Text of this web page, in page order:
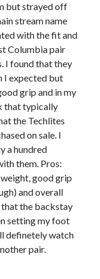
but strayed off
stream name
with the fit and
Columbia pair
I found that they
I expected but
grip and in my
that typically
the Techlites
on sale. I
a hundred
them. Pros:
good grip
and overall
that the backstay
setting my foot
definetely watch
pair.